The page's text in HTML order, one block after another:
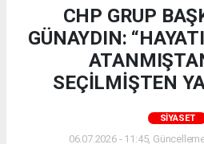
CHP GRUP
GÜNAYDIN:
SEÇİLMİŞTEN
SIYASET
06.07.2026 - 11:45,